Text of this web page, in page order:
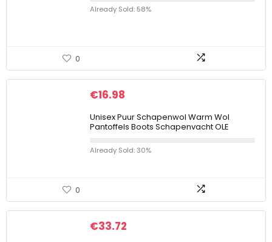
Already Sold: 58%
0
€16.98
Unisex Puur Schapenwol Warm Wol
Pantoffels Boots Schapenvacht OLE
Already Sold: 30%
0
€33.72